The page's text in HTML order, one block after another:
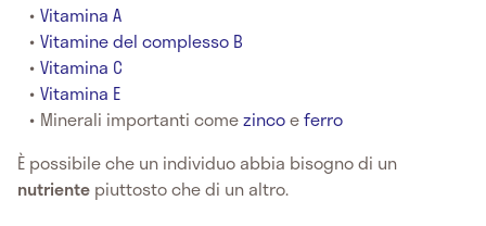
Vitamina A
Vitamine del complesso B
Vitamina C
Vitamina E
Minerali importanti comezincoeferro
È possibile che un individuo abbia bisogno di un
nutriente piuttosto che di un altro.